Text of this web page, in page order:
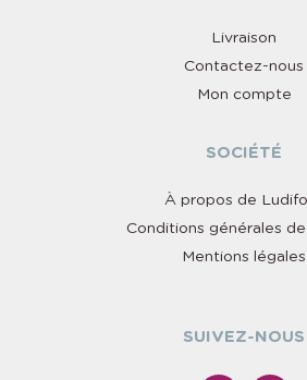
Livraison
Contactez-nous
Mon compte
SOCIÉTÉ
À propos de
Conditions générales
Mentions légales
SUIVEZ-NOUS